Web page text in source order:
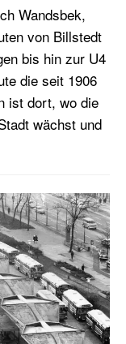
Wandsbek,
von Billstedt
bis hin zur U4
die seit 1906
ist dort, wo die
wächst und